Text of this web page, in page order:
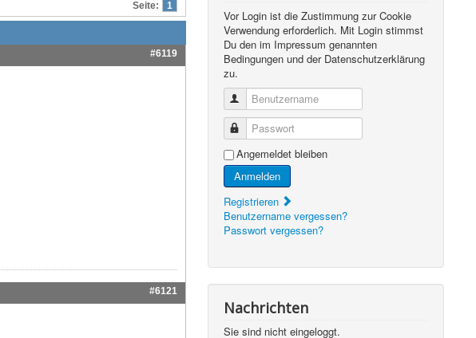
Seite: 1
#6119
#6121
Vor Login ist die Zustimmung zur Cookie
Verwendung erforderlich. Mit Login stimmst
Du den im Impressum genannten
Bedingungen und der Datenschutzerklärung
zu.
Benutzername
Passwort
Angemeldet bleiben
Anmelden
Registrieren
Benutzername vergessen?
Passwort vergessen?
Nachrichten
Sie sind nicht eingeloggt.